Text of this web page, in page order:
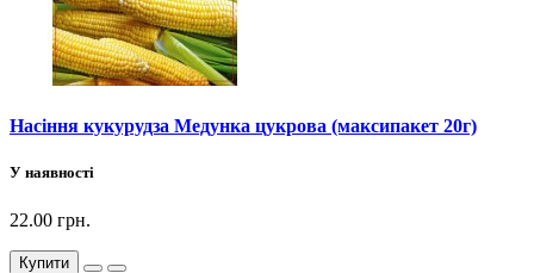
Насіння кукурудза Медунка цукрова (максипакет 20г)
У наявності
22.00 грн.
Купити